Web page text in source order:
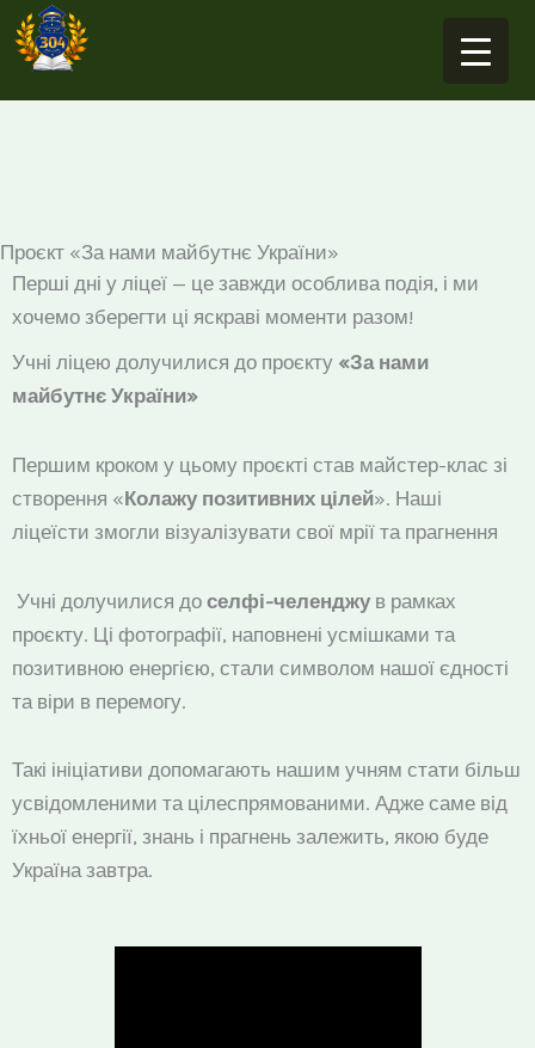
Перейти
до
Проєкт «За нами майбутнє України»
Перші дні у ліцеї — це завжди особлива подія, і ми
хочемо зберегти ці яскраві моменти разом!
Учні ліцею долучилися до проєкту «За нами
майбутнє України»
Першим кроком у цьому проєкті став майстер-клас зі
створення «Колажу позитивних цілей». Наші
ліцеїсти змогли візуалізувати свої мрії та прагнення
Учні долучилися до селфі-челенджу в рамках
проєкту. Ці фотографії, наповнені усмішками та
позитивною енергією, стали символом нашої єдності
та віри в перемогу.
Такі ініціативи допомагають нашим учням стати більш
усвідомленими та цілеспрямованими. Адже саме від
їхньої енергії, знань і прагнень залежить, якою буде
Україна завтра.